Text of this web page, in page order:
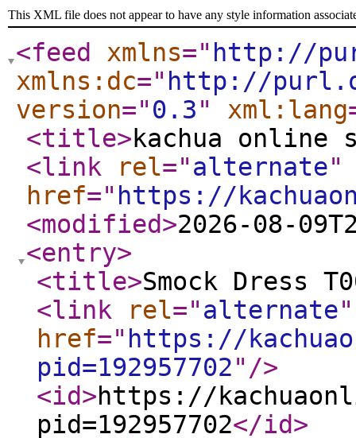
This XML file does not appear to have any style information
<feed xmlns=" http://
xmlns:dc=" http://
version="0.3" xml:lang
<title>kachua online
<link
rel="alternate"
href=" https://
<modified>2026-08-
<entry>
<title>Smock Dress
<link
rel="alternate"
href=" https://
pid=192957702" />
<id>https://
pid=192957702</id>